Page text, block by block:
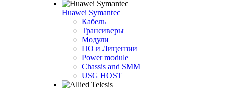
Huawei Symantec
Кабель
Трансиверы
Модули
ПО и Лицензии
Power module
Chassis and SMM
USG HOST